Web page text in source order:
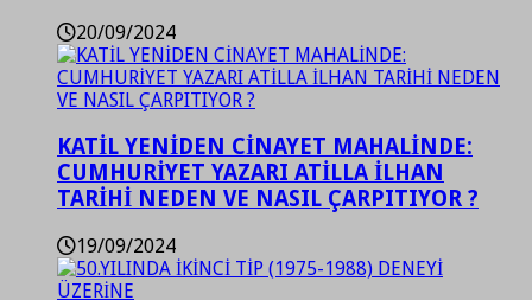
20/09/2024
KATİL YENİDEN CİNAYET MAHALİNDE:
CUMHURİYET YAZARI ATİLLA İLHAN
TARİHİ NEDEN VE NASIL ÇARPITIYOR ?
19/09/2024